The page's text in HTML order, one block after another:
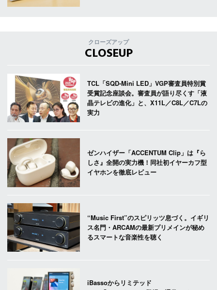
クローズアップ
CLOSEUP
TCL「SQD-Mini LED」VGP審査員特別賞
受賞記念座談会。審査員が語り尽くす「液
晶テレビの進化」と、X11L／C8L／C7Lの
実力
ゼンハイザー「ACCENTUM Clip」は『ら
しさ』全開の実力機！同社初イヤーカフ型
イヤホンを徹底レビュー
“Music First”のスピリッツ息づく。イギリ
ス名門・ARCAMの最新プリメインが秘め
るスマートな音楽性を聴く
iBassoからリミテッド